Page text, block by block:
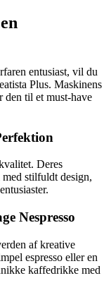
entusiast, vil du
Plus. Maskinens
den til et must-have
Deres
stilfuldt design,
Nespresso
af kreative
espresso eller en
kaffedrikke med